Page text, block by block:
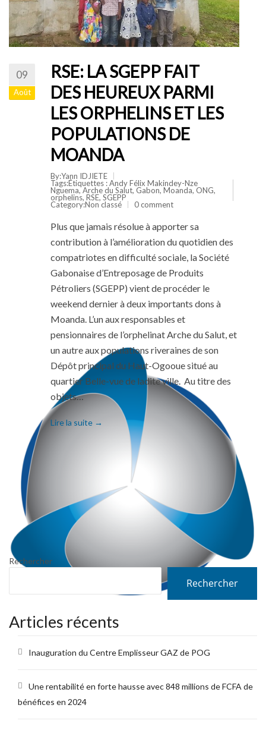
09
Août
RSE: LA SGEPP FAIT
DES HEUREUX PARMI
LES ORPHELINS ET LES
POPULATIONS DE
MOANDA
By:Yann IDJIETE
Tags:Étiquettes :Andy Félix Makindey-Nze
Nguema,Arche du Salut, Gabon, Moanda, ONG,
orphelins, RSE, SGEPP
Category:Non classé 0 comment
Plus que jamais résolue à apporter sa
contribution à l’amélioration du quotidien des
compatriotes en difficulté sociale, la Société
Gabonaise d’Entreposage de Produits
Pétroliers (SGEPP) vient de procéder le
weekend dernier à deux importants dons à
Moanda. L’un aux responsables et
pensionnaires de l’orphelinat Arche du Salut, et
un autre aux populations riveraines de son
Dépôt principal du Haut-Ogooue situé au
quartier Belle-vue de ladite ville. Au titre des
objets…
Lire la suite →
Rechercher
Rechercher
Articles récents
Inauguration du Centre Emplisseur GAZ de POG
Une rentabilité en forte hausse avec 848 millions de FCFA de
bénéfices en 2024